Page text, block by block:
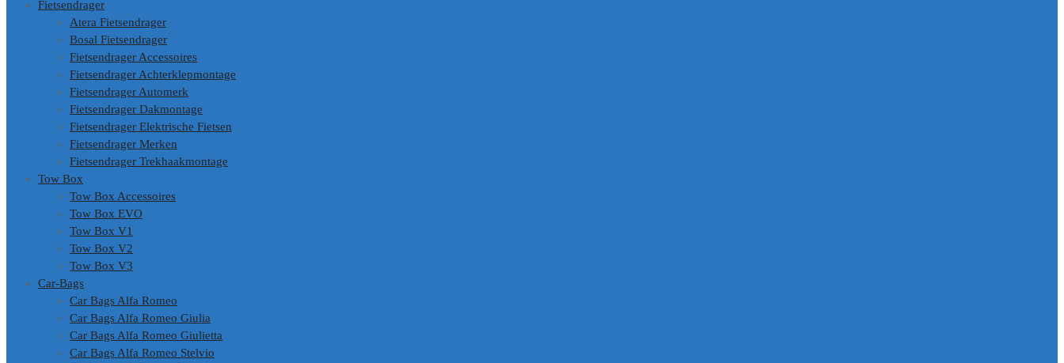
Fietsendrager
Atera Fietsendrager
Bosal Fietsendrager
Fietsendrager Accessoires
Fietsendrager Achterklepmontage
Fietsendrager Automerk
Fietsendrager Dakmontage
Fietsendrager Elektrische Fietsen
Fietsendrager Merken
Fietsendrager Trekhaakmontage
Tow Box
Tow Box Accessoires
Tow Box EVO
Tow Box V1
Tow Box V2
Tow Box V3
Car-Bags
Car Bags Alfa Romeo
Car Bags Alfa Romeo Giulia
Car Bags Alfa Romeo Giulietta
Car Bags Alfa Romeo Stelvio